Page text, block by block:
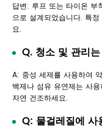
답변: 루프 또는 타이온 부
으로 설계되었습니다. 특
요.
Q. 청소 및 관리
A: 중성 세제를 사용하여
백제나 섬유 유연제는 사
자연 건조하세요.
Q: 물걸레질에